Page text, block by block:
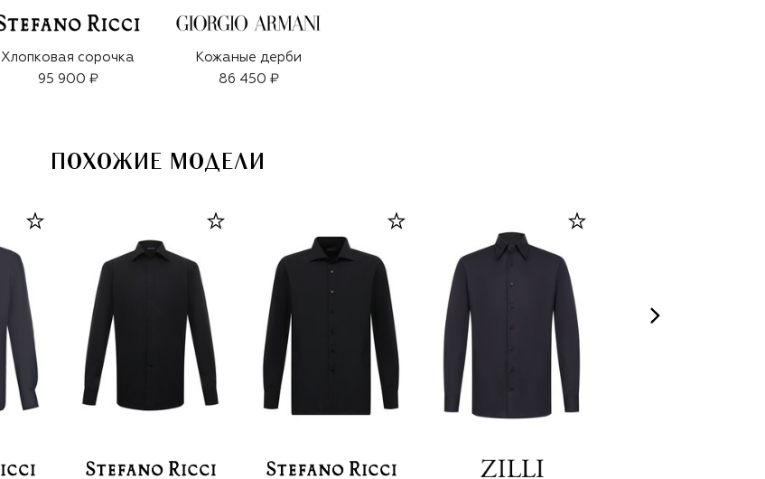
Хлопковая сорочка
95 900 ₽
Кожаные дерби
86 450 ₽
ПОХОЖИЕ МОДЕЛИ